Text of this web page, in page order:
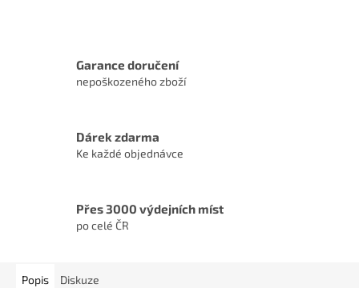
Garance doručení
nepoškozeného zboží
Dárek zdarma
Ke každé objednávce
Přes 3000 výdejních míst
po celé ČR
Popis Diskuze